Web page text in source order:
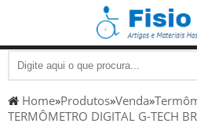
Home»Produtos»Venda»
TERMÔMETRO DIGITAL G-TECH